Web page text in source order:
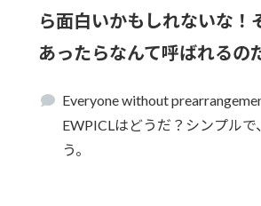
ら面白いかもしれないな！
あったらなんて呼ばれるの
Everyone without
EWPICLはどうだ？シンプルで
う。